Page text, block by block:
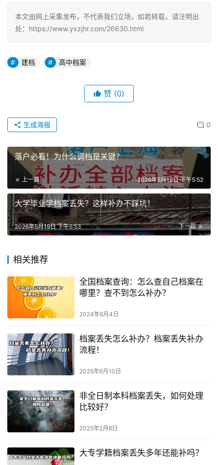
本文由网上采集发布，不代表我们立场，如若转载，请注明出
处：https://www.yxzjhr.com/26630.html
建档 高中档案
赞 (0)
0
生成海报
落户必看！为什么调档是关键？
上一篇 2026年5月19日 下午5:52
大学毕业学档案丢失？这样补办不踩坑！
下一篇
2026年5月19日 下午5:53
相关推荐
全国档案查询：怎么查自己档案在
哪里？查不到怎么补办？
2024年6月4日
档案丢失怎么补办？档案丢失补办
流程！
2025年6月10日
非全日制本科档案丢失，如何处理
比较好？
2025年2月8日
大专学籍档案丢失多年还能补吗？